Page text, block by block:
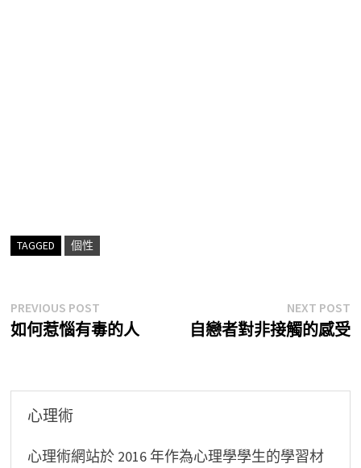
TAGGED 個性
文
章
覽
PREVIOUS POSTPrevious
post:
如何惹惱有毒的人
NEXT POST
自戀者對非接觸的感受
心理術
心理術網站於 2016 年作為心理學學生的學習材